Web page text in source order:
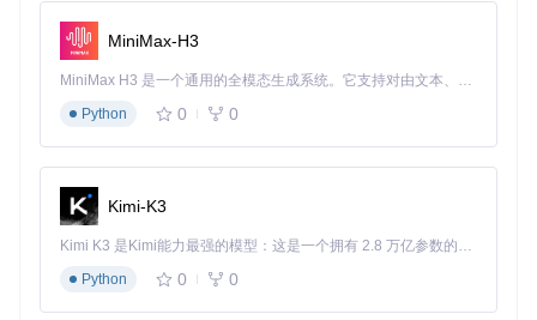
T应用程序
2015-2022版：x86/x64/ARM64三架构全覆盖，兼容Direct
X 12游戏和现代应用
智能管理核心功能
自动冲突解决：安装前扫描系统已存在版本，智能移除不兼
系统自适应：从Windows XP到Windows 11全版本系统适
配，自动调整安装策略
实战部署指南：从获取到验证的标准化流程
MiniMax-H3
MiniMax H3 是一个通用的全模态生成系统。它支持对由文本、图像、视频和音频组成的多模态上下文进行统一理解，并能生成分辨率高达 2K、时长可达 15 秒的带原生立体声音频的视频。得益于面向任务泛化的系统设计，H3 在预训练阶段就已具备广泛的多模态上下文理解与生成能力，能够出色地执行复杂的多模态指令。
Python
0 0
Kimi-K3
Kimi K3 是Kimi能力最强的模型：这是一个拥有 2.8 万亿参数的混合专家（MoE）模型，具备原生视觉理解能力，并支持 100 万 token 的上下文窗口。
Python
0 0